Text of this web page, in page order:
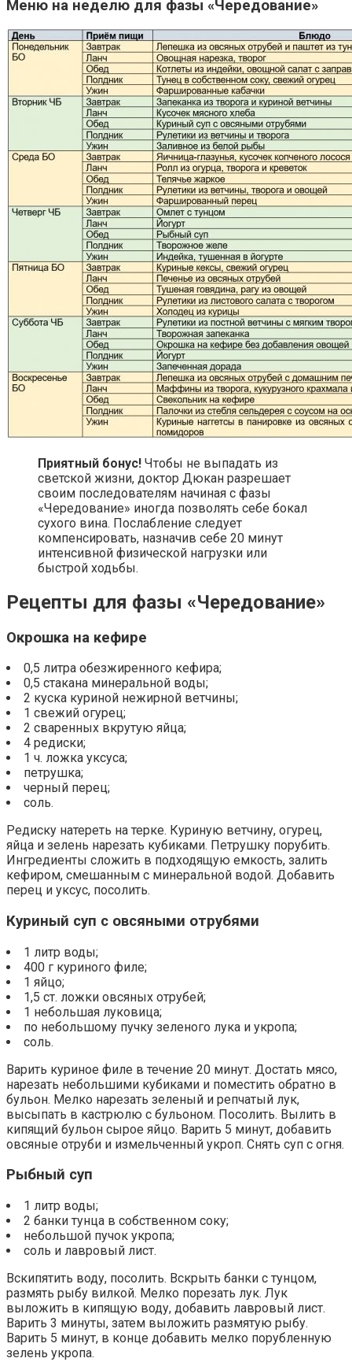
Меню на неделю для фазы «Чередование»
Приятный бонус! Чтобы не выпадать из
светской жизни, доктор Дюкан разрешает
своим последователям начиная с фазы
«Чередование» иногда позволять себе бокал
сухого вина. Послабление следует
компенсировать, назначив себе 20 минут
интенсивной физической нагрузки или
быстрой ходьбы.
Рецепты для фазы «Чередование»
Окрошка на кефире
0,5 литра обезжиренного кефира;
0,5 стакана минеральной воды;
2 куска куриной нежирной ветчины;
1 свежий огурец;
2 сваренных вкрутую яйца;
4 редиски;
1 ч. ложка уксуса;
петрушка;
черный перец;
соль.
Редиску натереть на терке. Куриную ветчину, огурец,
яйца и зелень нарезать кубиками. Петрушку порубить.
Ингредиенты сложить в подходящую емкость, залить
кефиром, смешанным с минеральной водой. Добавить
перец и уксус, посолить.
Куриный суп с овсяными отрубями
1 литр воды;
400 г куриного филе;
1 яйцо;
1,5 ст. ложки овсяных отрубей;
1 небольшая луковица;
по небольшому пучку зеленого лука и укропа;
соль.
Варить куриное филе в течение 20 минут. Достать мясо,
нарезать небольшими кубиками и поместить обратно в
бульон. Мелко нарезать зеленый и репчатый лук,
высыпать в кастрюлю с бульоном. Посолить. Вылить в
кипящий бульон сырое яйцо. Варить 5 минут, добавить
овсяные отруби и измельченный укроп. Снять суп с огня.
Рыбный суп
1 литр воды;
2 банки тунца в собственном соку;
небольшой пучок укропа;
соль и лавровый лист.
Вскипятить воду, посолить. Вскрыть банки с тунцом,
размять рыбу вилкой. Мелко порезать лук. Лук
выложить в кипящую воду, добавить лавровый лист.
Варить 3 минуты, затем выложить размятую рыбу.
Варить 5 минут, в конце добавить мелко порубленную
зелень укропа.